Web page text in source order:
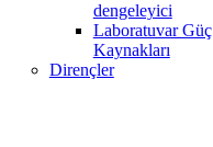
dengeleyici
Laboratuvar Güç
Kaynakları
Dirençler